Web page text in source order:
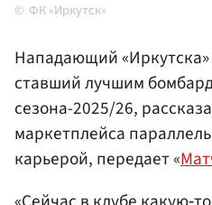
ФК «Иркутск»
Нападающий
ставший лучшим
сезона-2025/26,
маркетплейса
карьерой, передает «